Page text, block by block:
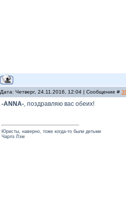
Дата: Четверг, 24.11.2016, 12:04 | Сообщение #
-ANNA-, поздравляю вас обеих!
Юристы, наверно, тоже когда-то были детьми
Чарлз Лэм